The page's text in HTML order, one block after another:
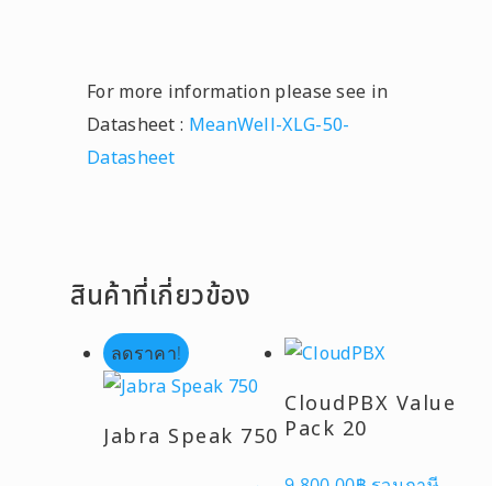
For more information please see in
Datasheet : MeanWell-XLG-50-
Datasheet
สินค้าที่เกี่ยวข้อง
ลดราคา!
Jabra Speak 750
CloudPBX Value
Pack 20